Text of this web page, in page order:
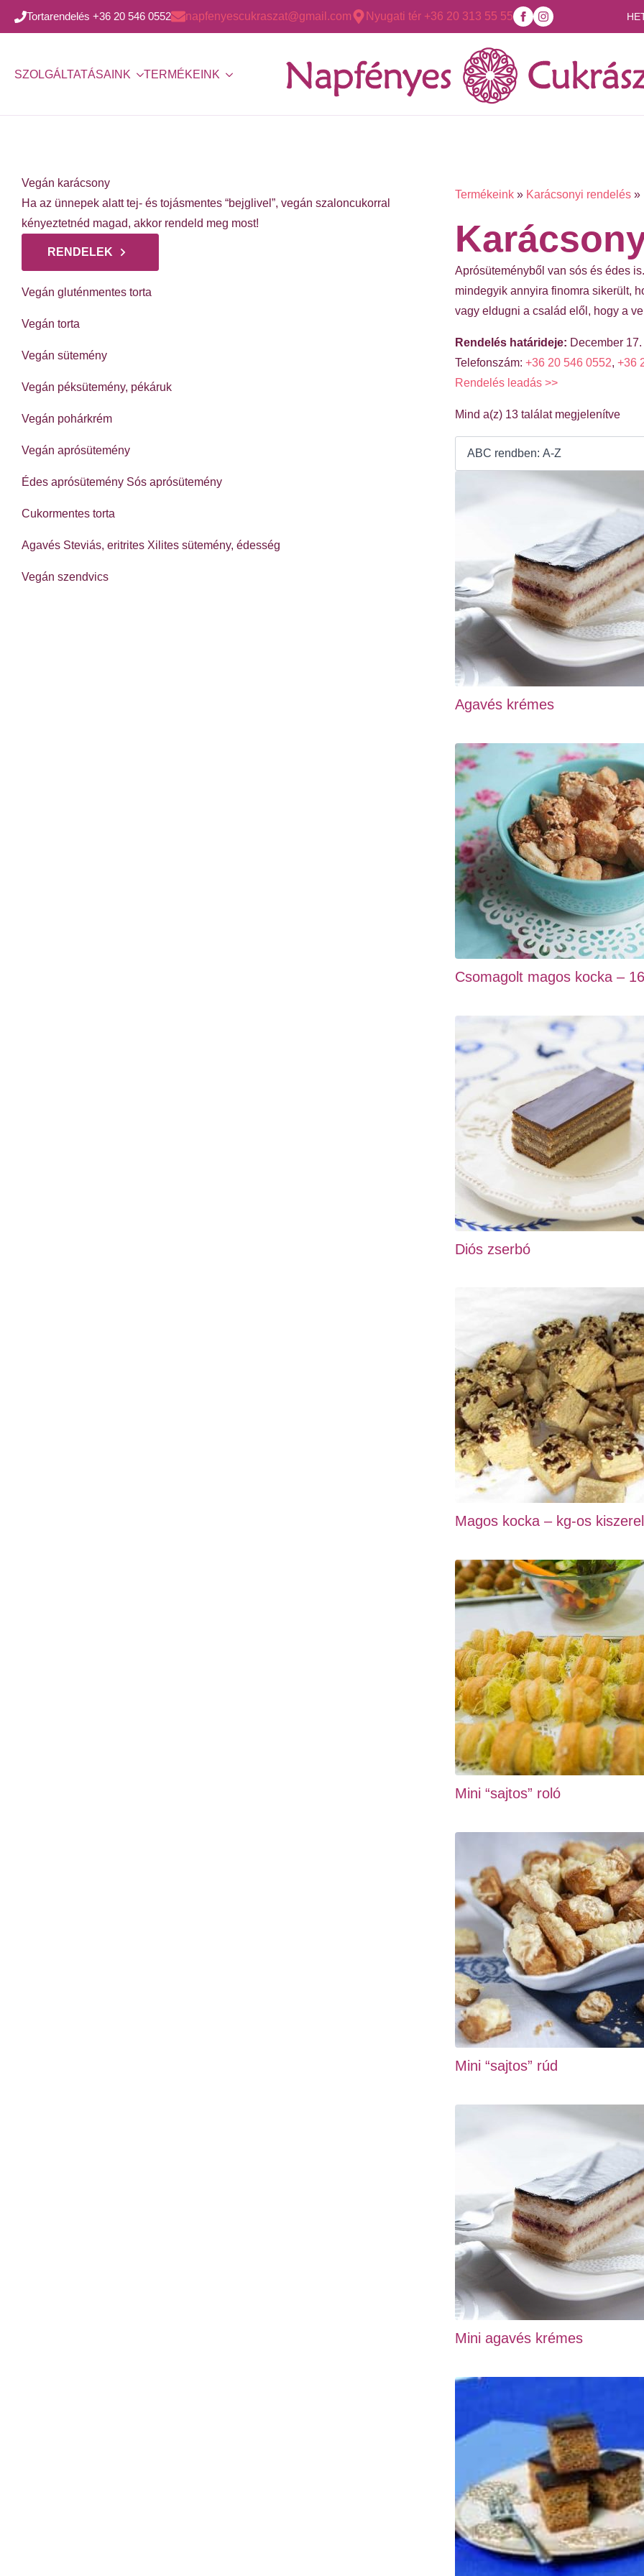
Tortarendelés +36 20 546 0552 napfenyescukraszat@gmail.com Nyugati tér +36 20 313 55 55
SZOLGÁLTATÁSAINK TERMÉKEINK
Vegán karácsony
Ha az ünnepek alatt tej- és tojásmentes “bejglivel”, vegán szaloncukorral
kényeztetnéd magad, akkor rendeld meg most!
RENDELEK
Vegán gluténmentes torta
Vegán torta
Vegán sütemény
Vegán péksütemény, pékáruk
Vegán pohárkrém
Vegán aprósütemény
Édes aprósütemény Sós aprósütemény
Cukormentes torta
Agavés Steviás, eritrites Xilites sütemény, édesség
Vegán szendvics
Termékeink» Karácsonyi rendelés»
Aprósüteményből van sós és édes
mindegyik annyira finomra sikerült,
vagy eldugni a család elől, hogy a
Rendelés határideje: December 17.
Telefonszám: +36 20 546 0552, +36
Rendelés leadás >>
Mind a(z) 13 találat megjelenítve
Agavés krémes
Csomagolt magos kocka –
Diós zserbó
Magos kocka – kg-os
Mini “sajtos” roló
Mini “sajtos” rúd
Mini agavés krémes